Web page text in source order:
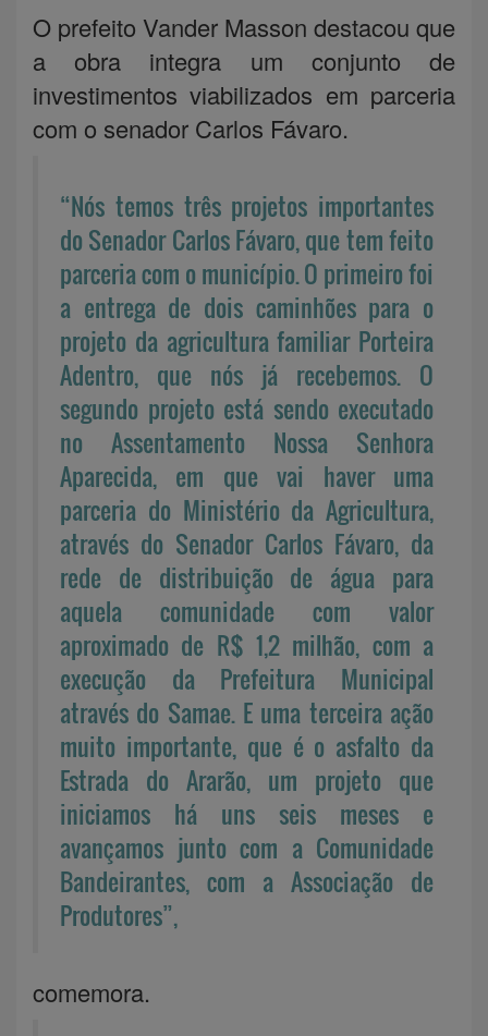
O prefeito Vander Masson destacou que
a obra integra um conjunto de
investimentos viabilizados em parceria
com o senador Carlos Fávaro.
“Nós temos três projetos importantes
do Senador Carlos Fávaro, que tem feito
parceria com o município. O primeiro foi
a entrega de dois caminhões para o
projeto da agricultura familiar Porteira
Adentro, que nós já recebemos. O
segundo projeto está sendo executado
no Assentamento Nossa Senhora
Aparecida, em que vai haver uma
parceria do Ministério da Agricultura,
através do Senador Carlos Fávaro, da
rede de distribuição de água para
aquela comunidade com valor
aproximado de R$ 1,2 milhão, com a
execução da Prefeitura Municipal
através do Samae. E uma terceira ação
muito importante, que é o asfalto da
Estrada do Ararão, um projeto que
iniciamos há uns seis meses e
avançamos junto com a Comunidade
Bandeirantes, com a Associação de
Produtores”,
comemora.